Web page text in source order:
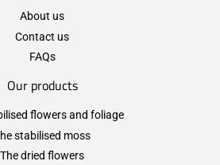
About us
Contact us
FAQs
Our products
flowers and foliage
stabilised moss
The dried flowers